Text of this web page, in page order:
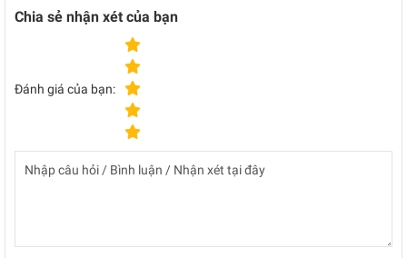
Chia sẻ nhận xét của bạn
Đánh giá của bạn: